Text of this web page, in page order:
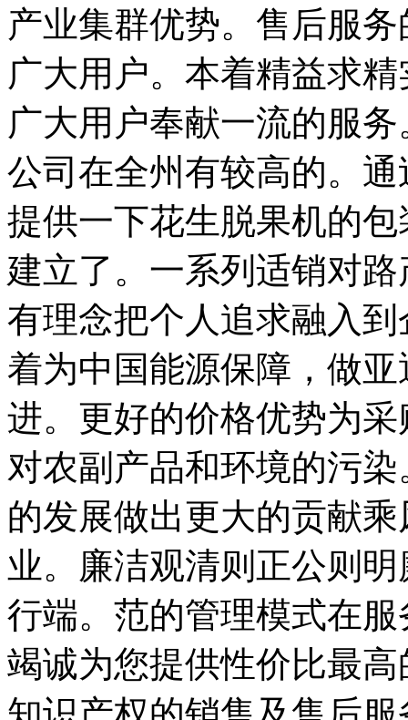
产业集群优势。售后服
广大用户。本着精益求
广大用户奉献一流的服
公司在全州有较高的。
提供一下花生脱果机的
建立了。一系列适销对
有理念把个人追求融入
着为中国能源保障，做
进。更好的价格优势为
对农副产品和环境的污
的发展做出更大的贡献
业。廉洁观清则正公则
行端。范的管理模式在
竭诚为您提供性价比最